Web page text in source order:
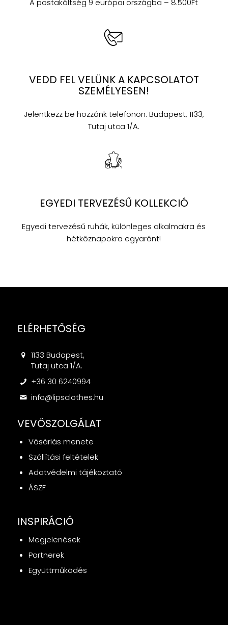
A postaköltség 9 európai országba – 8.500Ft
VEDD FEL VELÜNK A KAPCSOLATOT
SZEMÉLYESEN!
Jelentkezz be hozzánk telefonon. Budapest, 1133,
Tutaj utca 1/A.
EGYEDI TERVEZÉSŰ KOLLEKCIÓ
Egyedi tervezésű ruhák, különleges alkalmakra és
hétköznapokra egyaránt!
ELÉRHETŐSÉG
1133 Budapest,
Tutaj utca 1/A.
+36 30 6240994
info@lipsclothes.hu
VEVŐSZOLGÁLAT
Vásárlás menete
Szállítási feltételek
Adatvédelmi tájékoztató
ÁSZF
INSPIRÁCIÓ
Megjelenések
Partnerek
Együttműködés